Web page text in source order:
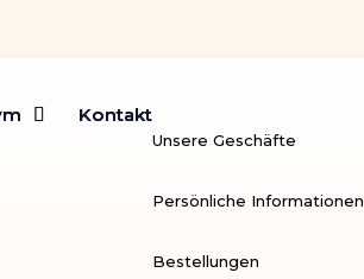
Kontakt
Kontakt
Unsere Geschäfte
Persönliche Informationen
Bestellungen